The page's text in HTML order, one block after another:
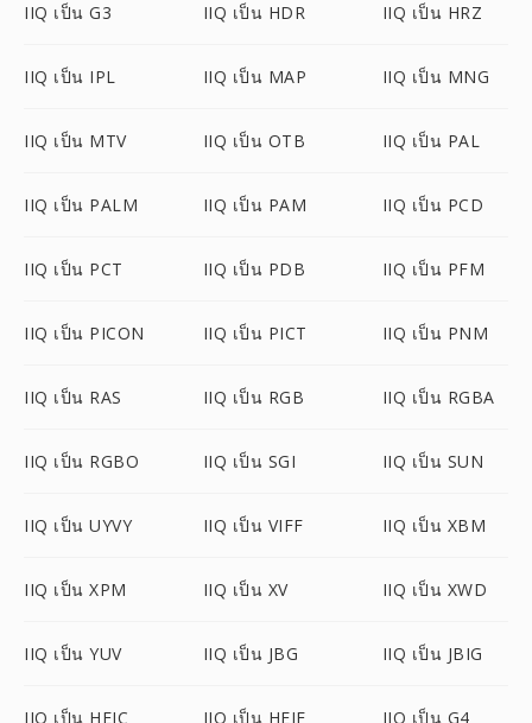
IIQ เป็น G3 IIQ เป็น HDR IIQ เป็น HRZ
IIQ เป็น IPL IIQ เป็น MAP IIQ เป็น MNG
IIQ เป็น MTV IIQ เป็น OTB IIQ เป็น PAL
IIQ เป็น PALM IIQ เป็น PAM IIQ เป็น PCD
IIQ เป็น PCT IIQ เป็น PDB IIQ เป็น PFM
IIQ เป็น PICON IIQ เป็น PICT IIQ เป็น PNM
IIQ เป็น RAS IIQ เป็น RGB IIQ เป็น RGBA
IIQ เป็น RGBO IIQ เป็น SGI IIQ เป็น SUN
IIQ เป็น UYVY IIQ เป็น VIFF IIQ เป็น XBM
IIQ เป็น XPM IIQ เป็น XV IIQ เป็น XWD
IIQ เป็น YUV IIQ เป็น JBG IIQ เป็น JBIG
IIQ เป็น HEIC IIQ เป็น HEIF IIQ เป็น G4